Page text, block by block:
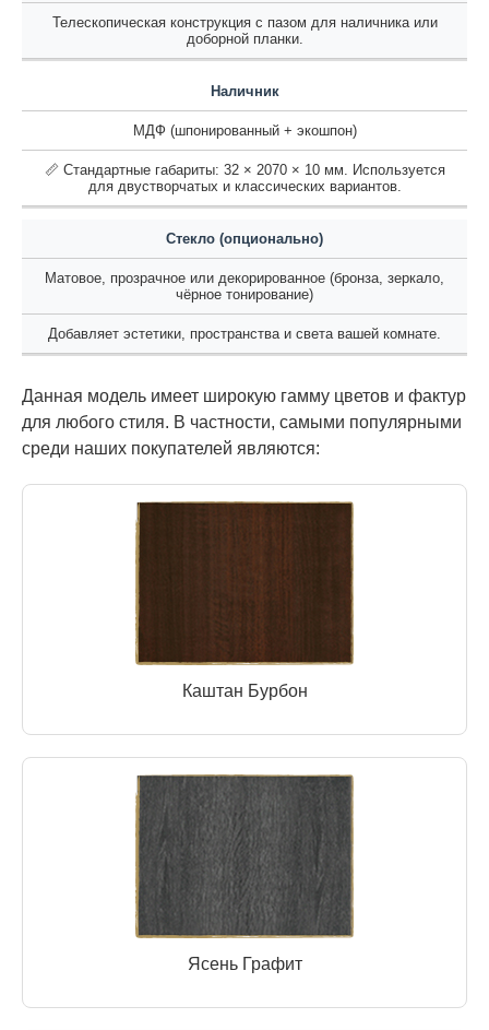
Телескопическая конструкция с пазом для наличника или
доборной планки.
Наличник
МДФ (шпонированный + экошпон)
📏 Стандартные габариты: 32 × 2070 × 10 мм. Используется
для двустворчатых и классических вариантов.
Стекло (опционально)
Матовое, прозрачное или декорированное (бронза, зеркало,
чёрное тонирование)
Добавляет эстетики, пространства и света вашей комнате.
Данная модель имеет широкую гамму цветов и фактур
для любого стиля. В частности, самыми популярными
среди наших покупателей являются:
Каштан Бурбон
Ясень Графит